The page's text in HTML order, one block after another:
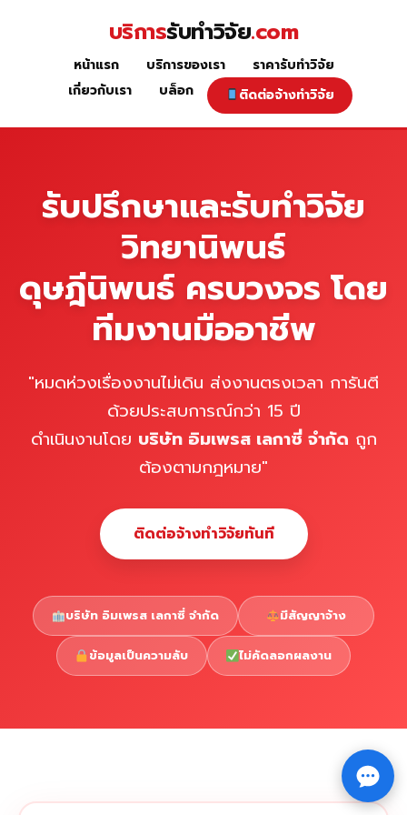
หน้าแรก
Copyright © 2026 รับทำวิจัย รับทำวิทยานิพนธ์ รับทำ⇧
บริการรับทำวิจัย.com
หน้าแรก บริการของเรา
ราคารับทำวิจัย
เกี่ยวกับเรา
บล็อก ติดต่อจ้างทำวิจัย
รับปรึกษาและรับทำวิจัย
วิทยานิพนธ์
ดุษฎีนิพนธ์ ครบวงจร โดย
ทีมงานมืออาชีพ
"หมดห่วงเรื่องงานไม่เดิน ส่งงานตรงเวลา การันตี
ด้วยประสบการณ์กว่า 15 ปี
ดำเนินงานโดย บริษัท อิมเพรส เลกาซี่ จำกัด ถูก
ต้องตามกฎหมาย"
ติดต่อจ้างทำวิจัยทันที
บริษัท อิมเพรส เลกาซี่ จำกัด มีสัญญาจ้าง
ข้อมูลเป็นความลับ ไม่คัดลอกผลงาน